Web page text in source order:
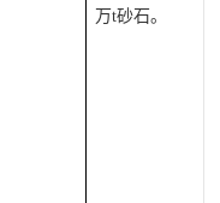
万t砂石。